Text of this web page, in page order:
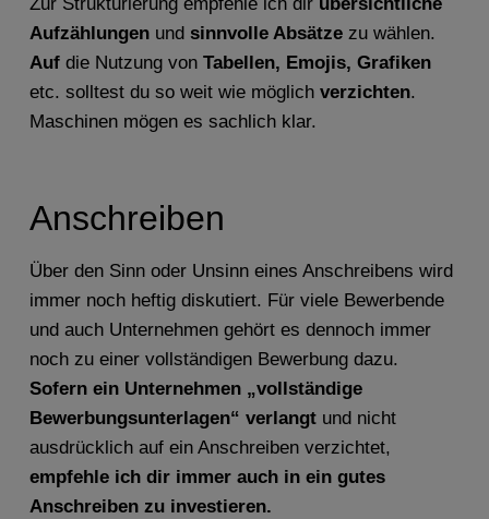
Zur Strukturierung empfehle ich dir übersichtliche
Aufzählungenund sinnvolle Absätzezu wählen.
Aufdie Nutzung von Tabellen, Emojis, Grafiken
etc. solltest du so weit wie möglich verzichten.
Maschinen mögen es sachlich klar.
Anschreiben
Über den Sinn oder Unsinn eines Anschreibens wird
immer noch heftig diskutiert. Für viele Bewerbende
und auch Unternehmen gehört es dennoch immer
noch zu einer vollständigen Bewerbung dazu.
Sofern ein Unternehmen „vollständige
Bewerbungsunterlagen“ verlangt und nicht
ausdrücklich auf ein Anschreiben verzichtet,
empfehle ich dir immer auch in ein gutes
Anschreiben zu investieren.